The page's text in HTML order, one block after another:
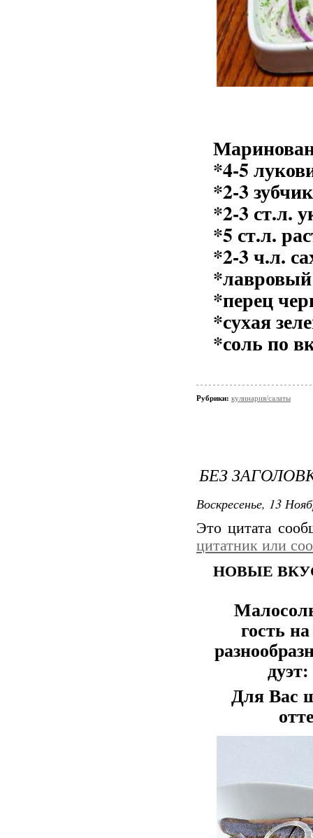
*4-5
*2-3
*2-3 ст.л.
*5 ст.л.
*2-3 ч.л.
*перец
*сухая
*соль по
Рубрики: кулинария/салаты
БЕЗ
Воскресенье, 13
Это цитата
цитатник или
НОВЫЕ
гость
Для Вас